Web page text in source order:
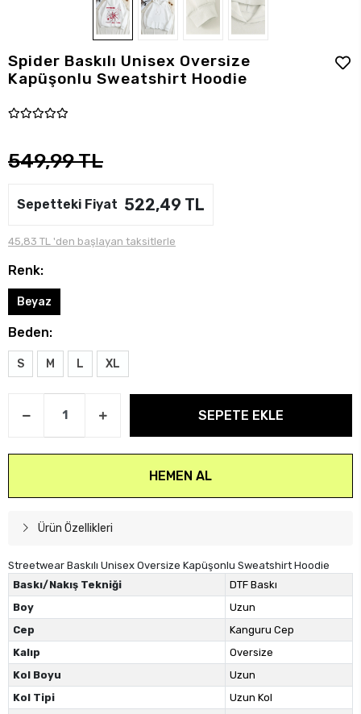
Spider Baskılı Unisex Oversize
Kapüşonlu Sweatshirt Hoodie
549,99 TL
Sepetteki Fiyat 522,49 TL
45,83 TL 'den başlayan taksitlerle
Renk:
Beyaz
Beden:
S M L XL
SEPETE EKLE
HEMEN AL
Ürün Özellikleri
Streetwear Baskılı Unisex Oversize Kapüşonlu Sweatshirt Hoodie
Baskı/Nakış Tekniği
DTF Baskı
Boy
Uzun
Cep
Kanguru Cep
Kalıp
Oversize
Kol Boyu
Uzun
Kol Tipi
Uzun Kol